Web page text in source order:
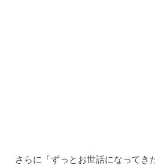
さらに「ずっとお世話になってき